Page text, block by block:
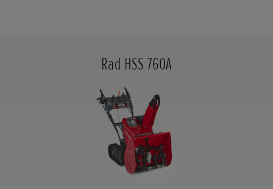
Rad HSS 760A